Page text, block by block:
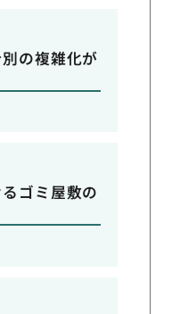
の複雑化が
ゴミ屋敷の